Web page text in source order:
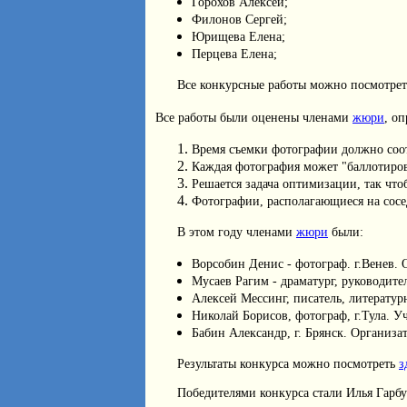
Филонов Сергей;
Юрищева Елена;
Перцева Елена;
Все конкурсные работы можно
Все работы были оценены членами жюри,
Время съемки фотографии должно
Каждая фотография может
Решается задача оптимизации, так
Фотографии, располагающиеся на
В этом году членами жюри были:
Ворсобин Денис - фотограф. г.Венев.
Мусаев Рагим - драматург,
Алексей Мессинг, писатель,
Николай Борисов, фотограф, г.Тула.
Бабин Александр, г. Брянск.
Результаты конкурса можно посмотреть
Победителями конкурса стали Илья